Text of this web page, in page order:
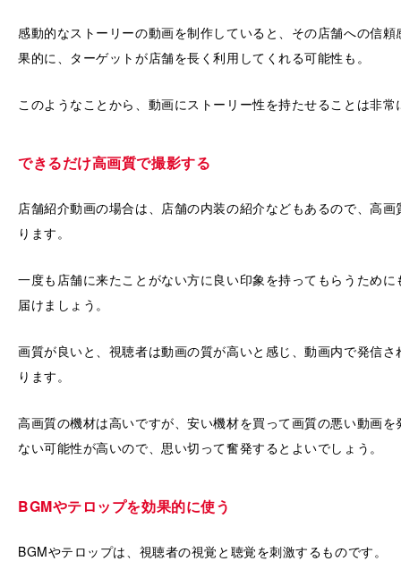
感動的なストーリーの動画を制作していると、その店舗への信
果的に、ターゲットが店舗を長く利用してくれる可能性も。
このようなことから、動画にストーリー性を持たせることは非常
できるだけ高画質で撮影する
店舗紹介動画の場合は、店舗の内装の紹介などもあるので、高
ります。
一度も店舗に来たことがない方に良い印象を持ってもらうため
届けましょう。
画質が良いと、視聴者は動画の質が高いと感じ、動画内で発信
ります。
高画質の機材は高いですが、安い機材を買って画質の悪い動画
ない可能性が高いので、思い切って奮発するとよいでしょう。
BGMやテロップを効果的に使う
BGMやテロップは、視聴者の視覚と聴覚を刺激するものです。